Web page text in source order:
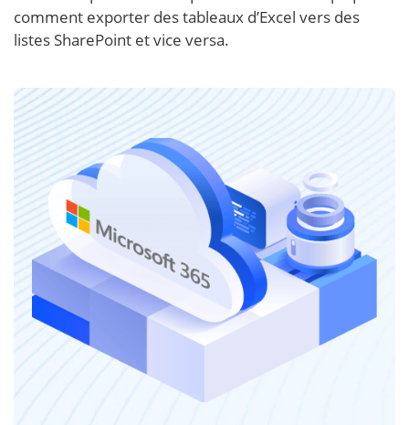
comment exporter des tableaux d’Excel vers des
listes SharePoint et vice versa.